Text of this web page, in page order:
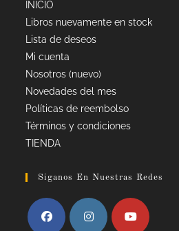
INICIO
Libros nuevamente en stock
Lista de deseos
Mi cuenta
Nosotros (nuevo)
Novedades del mes
Políticas de reembolso
Términos y condiciones
TIENDA
Siganos En Nuestras Redes